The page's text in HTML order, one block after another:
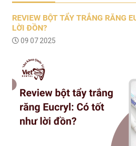
REVIEW BỘT TẨY TRẮNG RĂNG
LỜI ĐỒN?
09 07 2025